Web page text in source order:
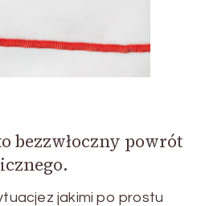
bezzwłoczny powrót
jakimi po prostu